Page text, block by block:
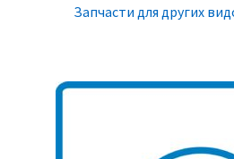
Запчасти для других